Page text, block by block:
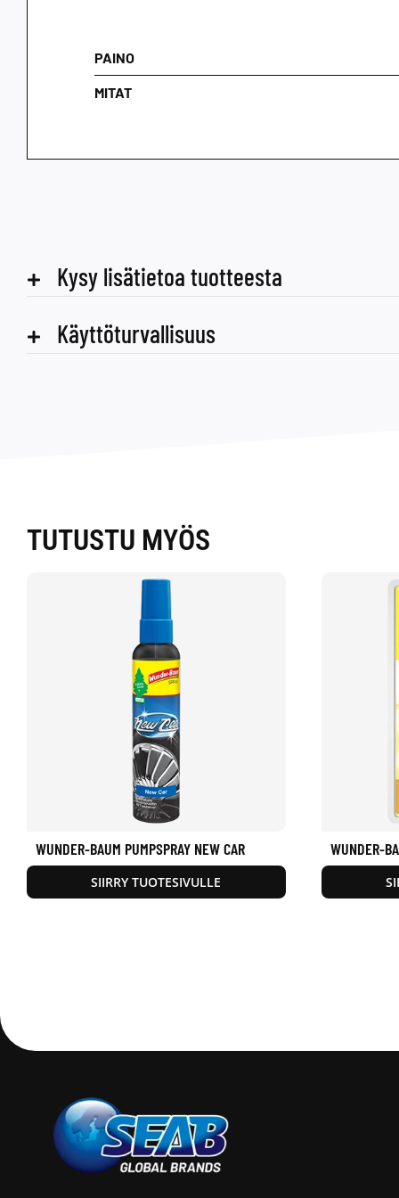
PAINO
MITAT
Kysy lisätietoa tuotteesta
Käyttöturvallisuus
TUTUSTU MYÖS
WUNDER-BAUM PUMPSPRAY NEW CAR
SIIRRY TUOTESIVULLE
WUNDER-